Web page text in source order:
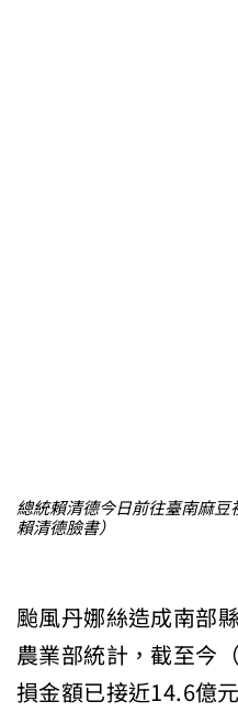
總統賴清德今日前往臺南麻
賴清德臉書）
颱風丹娜絲造成南部
農業部統計，截至今
損金額已接近14.6億